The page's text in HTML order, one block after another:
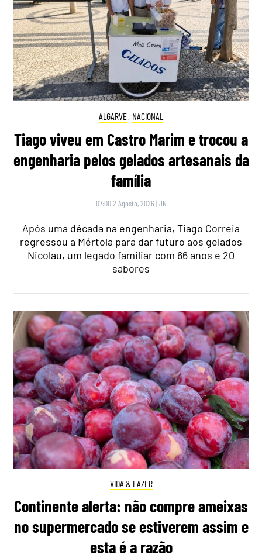
ALGARVE, NACIONAL
Tiago viveu em Castro Marim e trocou a
engenharia pelos gelados artesanais da
família
07:00 2 Agosto, 2026 |JN
Após uma década na engenharia, Tiago Correia
regressou a Mértola para dar futuro aos gelados
Nicolau, um legado familiar com 66 anos e 20
sabores
VIDA & LAZER
Continente alerta: não compre ameixas
no supermercado se estiverem assim e
esta é a razão